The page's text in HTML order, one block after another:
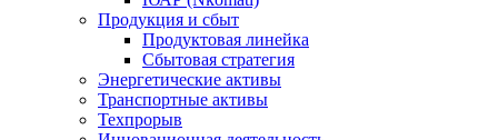
Продукция и сбыт
Продуктовая линейка
Сбытовая стратегия
Энергетические активы
Транспортные активы
Техпрорыв